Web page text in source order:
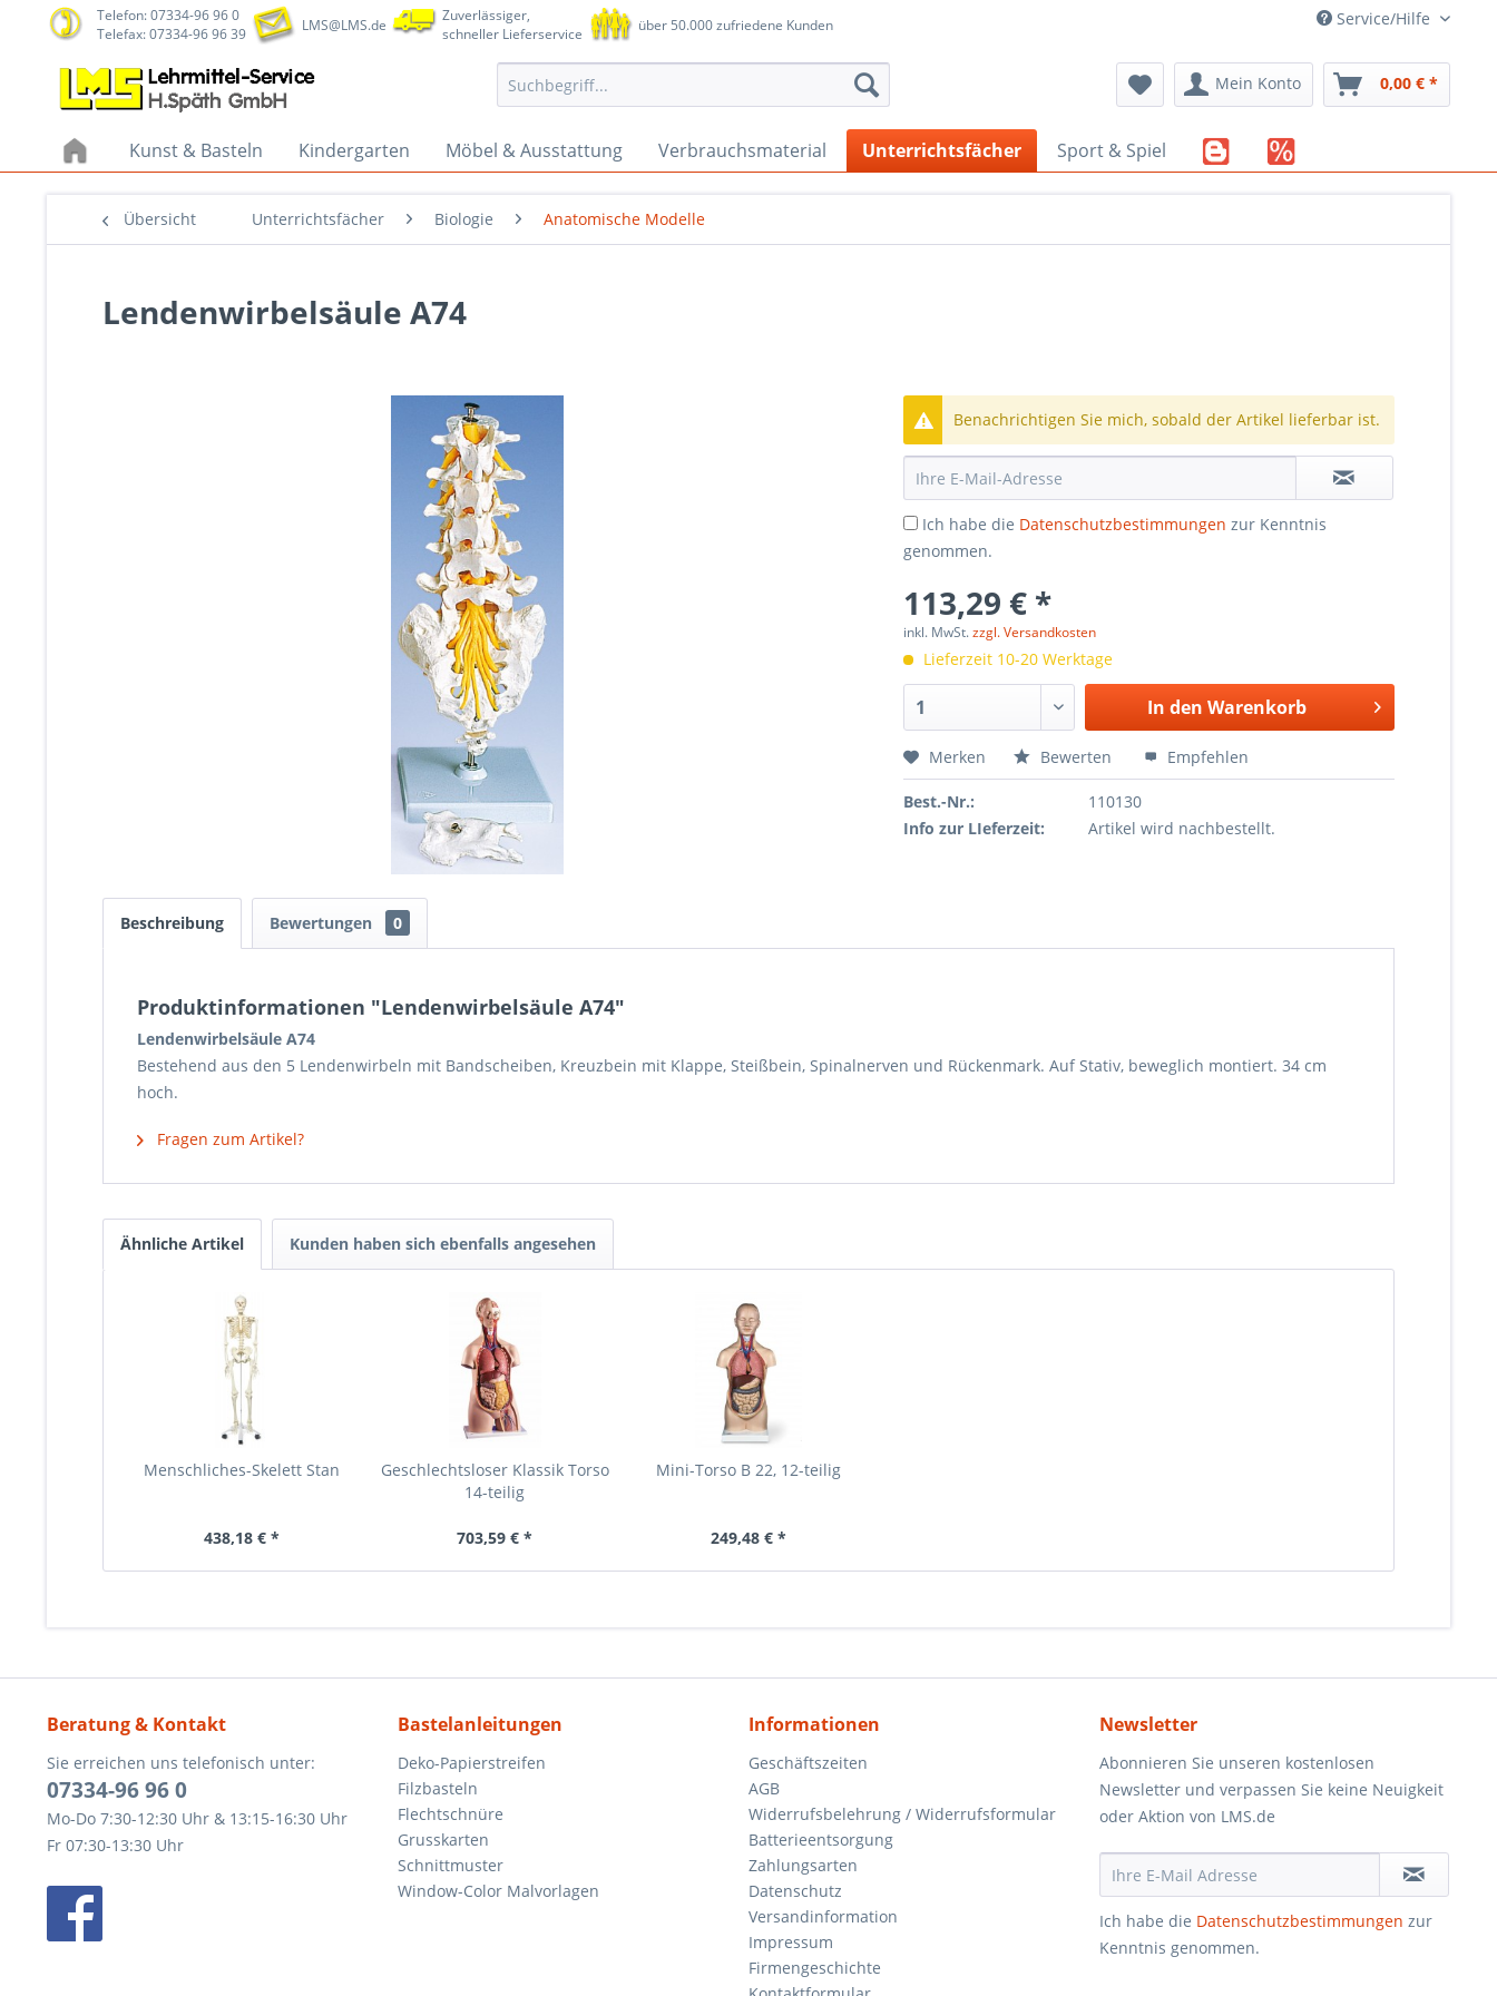
Telefon: 07334-96 96 0
Telefax: 07334-96 96 39
LMS@LMS.de
Zuverlässiger,
schneller Lieferservice
über 50.000 zufriedene Kunden Service/Hilfe
Mein Konto 0,00 € *
Kunst & Basteln Kindergarten Möbel & Ausstattung Verbrauchsmaterial Unterrichtsfächer Sport & Spiel
Übersicht Unterrichtsfächer Biologie Anatomische Modelle
Lendenwirbelsäule A74
Benachrichtigen Sie mich, sobald der Artikel lieferbar ist.
Ich habe die Datenschutzbestimmungen zur Kenntnis
genommen.
113,29 € *
inkl. MwSt.zzgl. Versandkosten
Lieferzeit 10-20 Werktage
In den Warenkorb
Merken Bewerten Empfehlen
Best.-Nr.:
110130
Info zur LIeferzeit:
Artikel wird nachbestellt.
Beschreibung Bewertungen 0
Produktinformationen "Lendenwirbelsäule A74"
Lendenwirbelsäule A74
Bestehend aus den 5 Lendenwirbeln mit Bandscheiben, Kreuzbein mit Klappe, Steißbein, Spinalnerven und Rückenmark. Auf Stativ, beweglich montiert. 34 cm
hoch.
Fragen zum Artikel?
Ähnliche Artikel Kunden haben sich ebenfalls angesehen
Menschliches-Skelett Stan
438,18 € *
Geschlechtsloser Klassik Torso
14-teilig
703,59 € *
Mini-Torso B 22, 12-teilig
249,48 € *
Beratung & Kontakt
Sie erreichen uns telefonisch unter:
07334-96 96 0
Mo-Do 7:30-12:30 Uhr & 13:15-16:30 Uhr
Fr 07:30-13:30 Uhr
Bastelanleitungen
Deko-Papierstreifen
Filzbasteln
Flechtschnüre
Grusskarten
Schnittmuster
Window-Color Malvorlagen
Informationen
Geschäftszeiten
AGB
Widerrufsbelehrung / Widerrufsformular
Batterieentsorgung
Zahlungsarten
Datenschutz
Versandinformation
Impressum
Firmengeschichte
Newsletter
Abonnieren Sie unseren kostenlosen
Newsletter und verpassen Sie keine Neuigkeit
oder Aktion von LMS.de
Ich habe die Datenschutzbestimmungen zur
Kenntnis genommen.